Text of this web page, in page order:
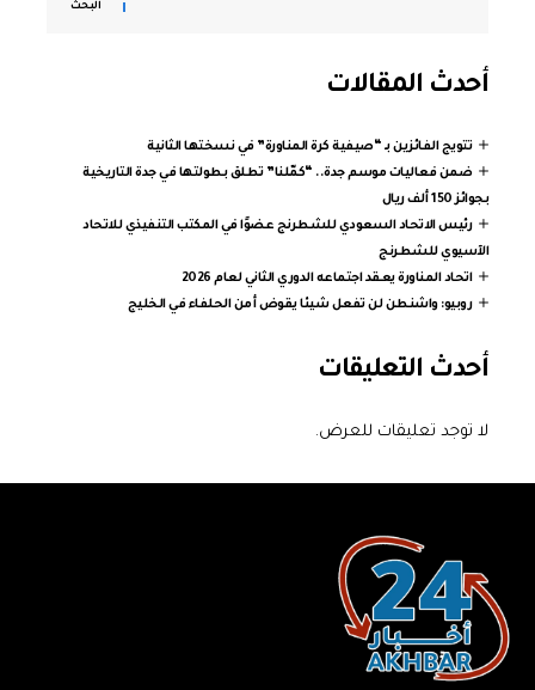
البحث
أحدث المقالات
تتويج الفائزين بـ “صيفية كرة المناورة” في نسختها الثانية
ضمن فعاليات موسم جدة.. “كمّلنا” تطلق بطولتها في جدة التاريخية
بجوائز 150 ألف ريال
رئيس الاتحاد السعودي للشطرنج عضوًا في المكتب التنفيذي للاتحاد
الآسيوي للشطرنج
اتحاد المناورة يعقد اجتماعه الدوري الثاني لعام 2026
روبيو: واشنطن لن تفعل شيئا يقوض أمن الحلفاء في الخليج
أحدث التعليقات
لا توجد تعليقات للعرض.